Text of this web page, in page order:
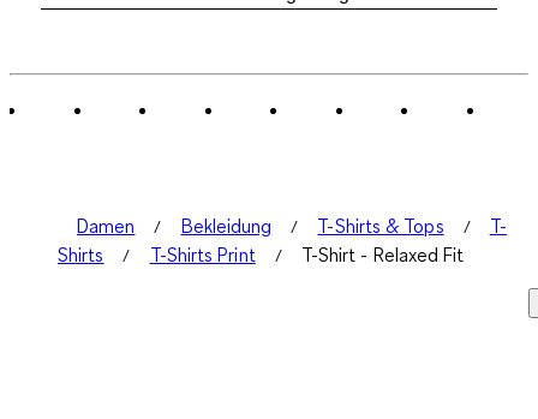
Damen Bekleidung T-Shirts & Tops
T-
Shirts
T-Shirts Print T-Shirt - Relaxed Fit